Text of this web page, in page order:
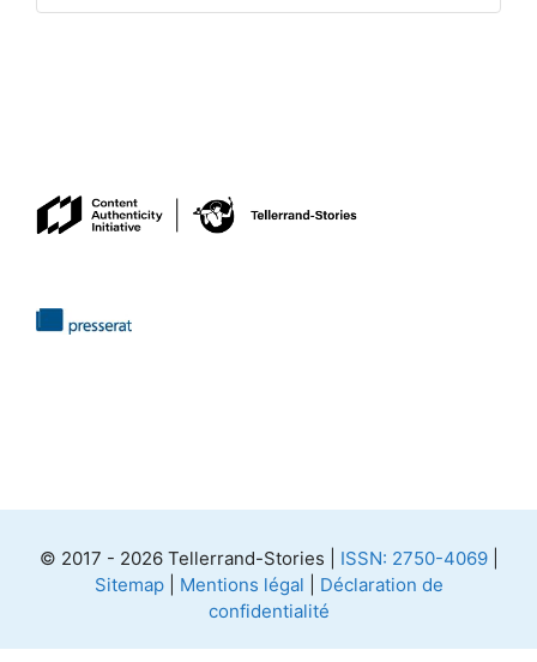
© 2017 - 2026 Tellerrand-Stories | ISSN: 2750-4069|
Sitemap| Mentions légal
Déclaration de
confidentialité